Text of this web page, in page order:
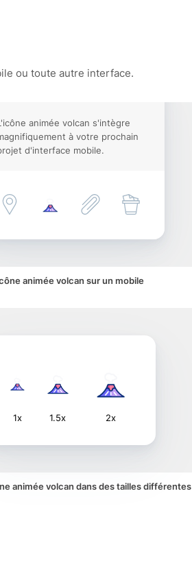
ou toute autre interface.
animée volcan s'intègre
à votre prochain
d'interface mobile.
animée volcan sur un mobile
1x 1.5x 2x
animée volcan dans des tailles différentes